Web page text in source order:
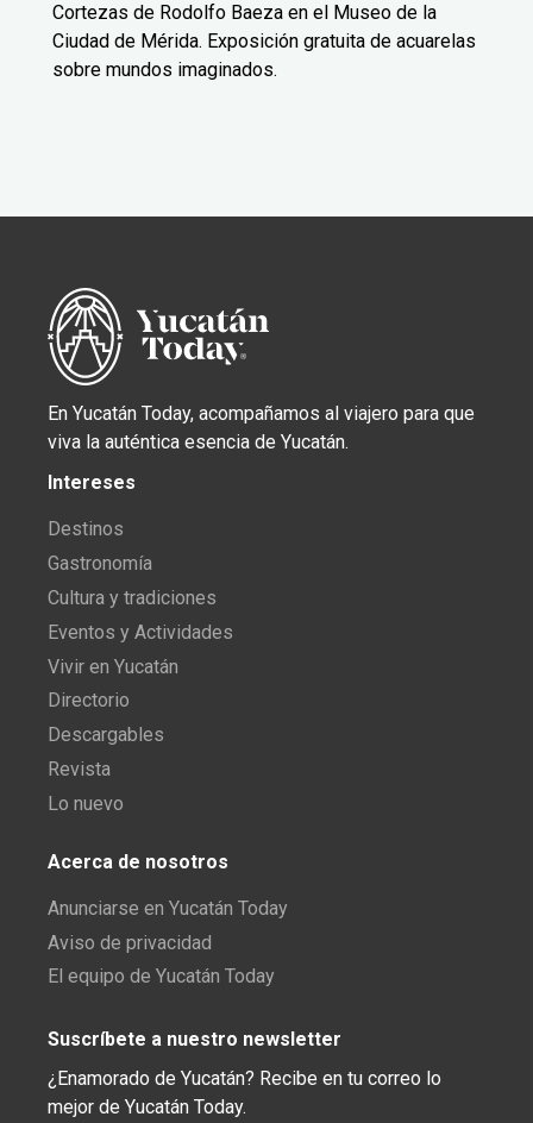
Cortezas de Rodolfo Baeza en el Museo de la
Ciudad de Mérida. Exposición gratuita de acuarelas
sobre mundos imaginados.
En Yucatán Today, acompañamos al viajero para que
viva la auténtica esencia de Yucatán.
Intereses
Destinos
Gastronomía
Cultura y tradiciones
Eventos y Actividades
Vivir en Yucatán
Directorio
Descargables
Revista
Lo nuevo
Acerca de nosotros
Anunciarse en Yucatán Today
Aviso de privacidad
El equipo de Yucatán Today
Suscríbete a nuestro newsletter
¿Enamorado de Yucatán? Recibe en tu correo lo
mejor de Yucatán Today.